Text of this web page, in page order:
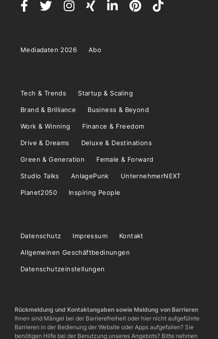
Mediadaten 2026 Abo
Tech & Trends Startup & Scaling
Brand & Brilliance Business & Beyond
Work & Winning Finance & Freedom
Drive & Dreams Deluxe & Destinations
Green & Generation Female & Forward
Studio Talks AnlagePunk UnternehmerNEXT
Planet2050 Inspiring People
Datenschutz Impressum Kontakt
Allgemeinen Geschäftbedinungen
Datenschutzeinstellungen
Rückmeldung und Kontaktangaben sowie Meldung von Barrieren
Ihnen sind Mängel bei der Barrierefreiheit oder hier nicht aufgeführte
Barrieren in der Bedienung der Website oder Apps aufgefallen? Sie
benötigen Hilfe bei der Benutzung unseres Angebots? Bitte nehmen